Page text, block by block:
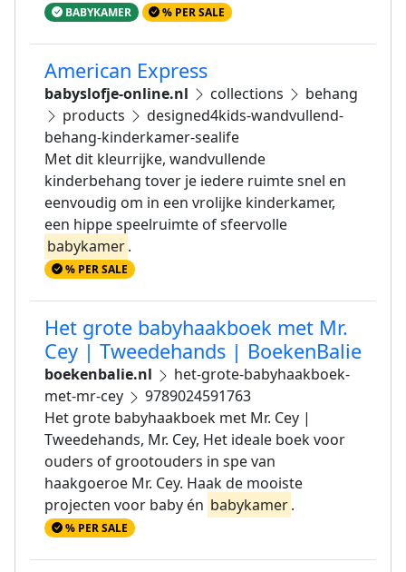
BABYKAMER % PER SALE
American Express
babyslofje-online.nl collections
behang
products
designed4kids-wandvullend-
behang-kinderkamer-sealife
Met dit kleurrijke, wandvullende
kinderbehang tover je iedere ruimte snel en
eenvoudig om in een vrolijke kinderkamer,
een hippe speelruimte of sfeervolle
babykamer.
% PER SALE
Het grote babyhaakboek met Mr.
Cey | Tweedehands | BoekenBalie
boekenbalie.nl
het-grote-babyhaakboek-
met-mr-cey
9789024591763
Het grote babyhaakboek met Mr. Cey |
Tweedehands, Mr. Cey, Het ideale boek voor
ouders of grootouders in spe van
haakgoeroe Mr. Cey. Haak de mooiste
projecten voor baby én babykamer.
% PER SALE